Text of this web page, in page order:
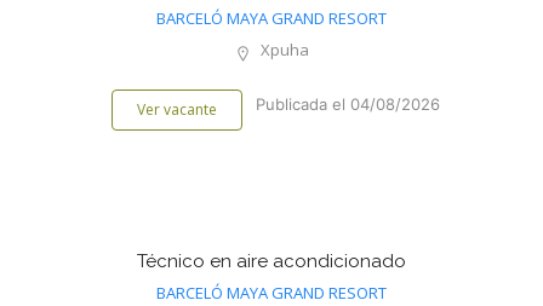
BARCELÓ MAYA GRAND RESORT
Xpuha
Ver vacante Publicada el 04/08/2026
Técnico en aire acondicionado
BARCELÓ MAYA GRAND RESORT